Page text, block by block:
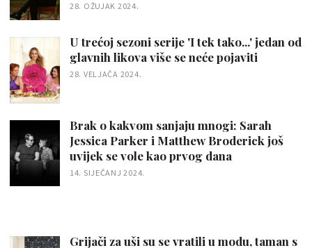
28. OŽUJAK 2024.
U trećoj sezoni serije 'I tek tako...' jedan od
glavnih likova više se neće pojaviti
28. VELJAČA 2024.
Brak o kakvom sanjaju mnogi: Sarah
Jessica Parker i Matthew Broderick još
uvijek se vole kao prvog dana
14. SIJEČANJ 2024.
Grijači za uši su se vratili u modu, taman s